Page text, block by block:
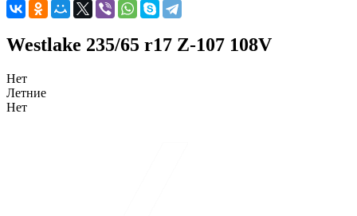
Westlake 235/65 r17 Z-107 108V
Нет
Летние
Нет